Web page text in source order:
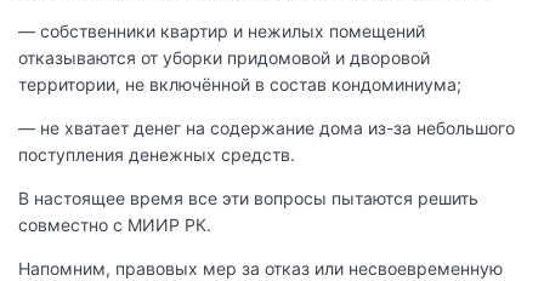
— собственники квартир и нежилых помещений
отказываются от уборки придомовой и дворовой
территории, не включённой в состав кондоминиума;
— не хватает денег на содержание дома из-за небольшого
поступления денежных средств.
В настоящее время все эти вопросы пытаются решить
совместно с МИИР РК.
Напомним, правовых мер за отказ или несвоевременную